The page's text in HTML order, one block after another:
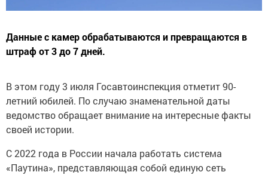
Данные с камер обрабатываются и превращаются в
штраф от 3 до 7 дней.
В этом году 3 июля Госавтоинспекция отметит 90-
летний юбилей. По случаю знаменательной даты
ведомство обращает внимание на интересные факты
своей истории.
С 2022 года в России начала работать система
«Паутина», представляющая собой единую сеть